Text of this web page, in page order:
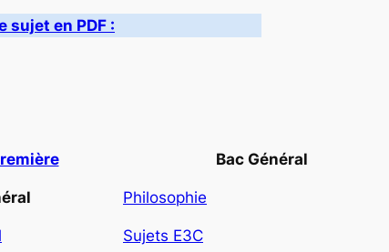
sujet en PDF :
Bac Général
Philosophie
Sujets E3C